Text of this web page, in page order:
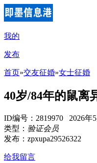
我的
发布
首页»交友征婚»女士征婚
40岁/84年的鼠离
ID编号：2819970 2026年
类型： 验证会员
发布：zpxupa29526322
给我留言